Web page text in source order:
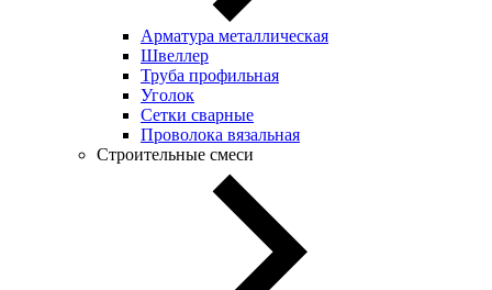
Арматура металлическая
Швеллер
Труба профильная
Уголок
Сетки сварные
Проволока вязальная
Строительные смеси